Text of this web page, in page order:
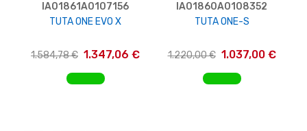
IA01861A0107156
TUTA ONE EVO X
1.584,78 € 1.347,06 €
AGGIUNGI AL CARRELLO
IA01860A0108352
TUTA ONE-S
1.220,00 € 1.037,00 €
AGGIUNGI AL CARRELLO